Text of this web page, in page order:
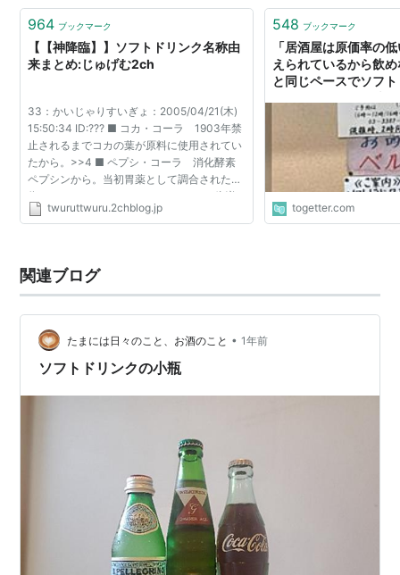
964 ブックマーク
【【神降臨】】ソフトドリンク名称由
来まとめ:じゅげむ2ch
33：かいじゃりすいぎょ：2005/04/21(木)
15:50:34 ID:??? ■ コカ・コーラ 1903年禁
止されるまでコカの葉が原料に使用されてい
たから。>>4 ■ ペプシ・コーラ 消化酵素
ペプシンから。当初胃薬として調合された
為。 ■ ジョルト・コーラ カフェイン倍増
からJOLT（刺激・衝撃）。>>11 ■ コカ・コ
twuruttwuru.2chblog.jp
548 ブックマーク
「居酒屋は原価率の
えられているから飲
と同じペースでソフ
ジョッキウーロン茶
togetter.com
関連ブログ
たまには日々のこと、お酒のこと • 1年前
ソフトドリンクの小瓶